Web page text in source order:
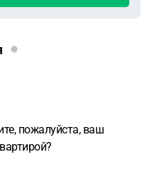
пожалуйста, ваш